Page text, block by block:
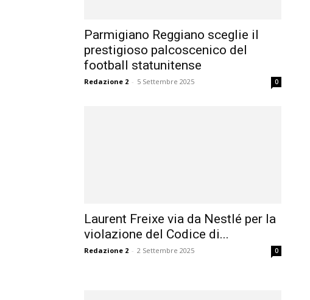
Parmigiano Reggiano sceglie il
prestigioso palcoscenico del
football statunitense
Redazione 2 - 5 Settembre 2025 0
Laurent Freixe via da Nestlé per la
violazione del Codice di...
Redazione 2 - 2 Settembre 2025 0